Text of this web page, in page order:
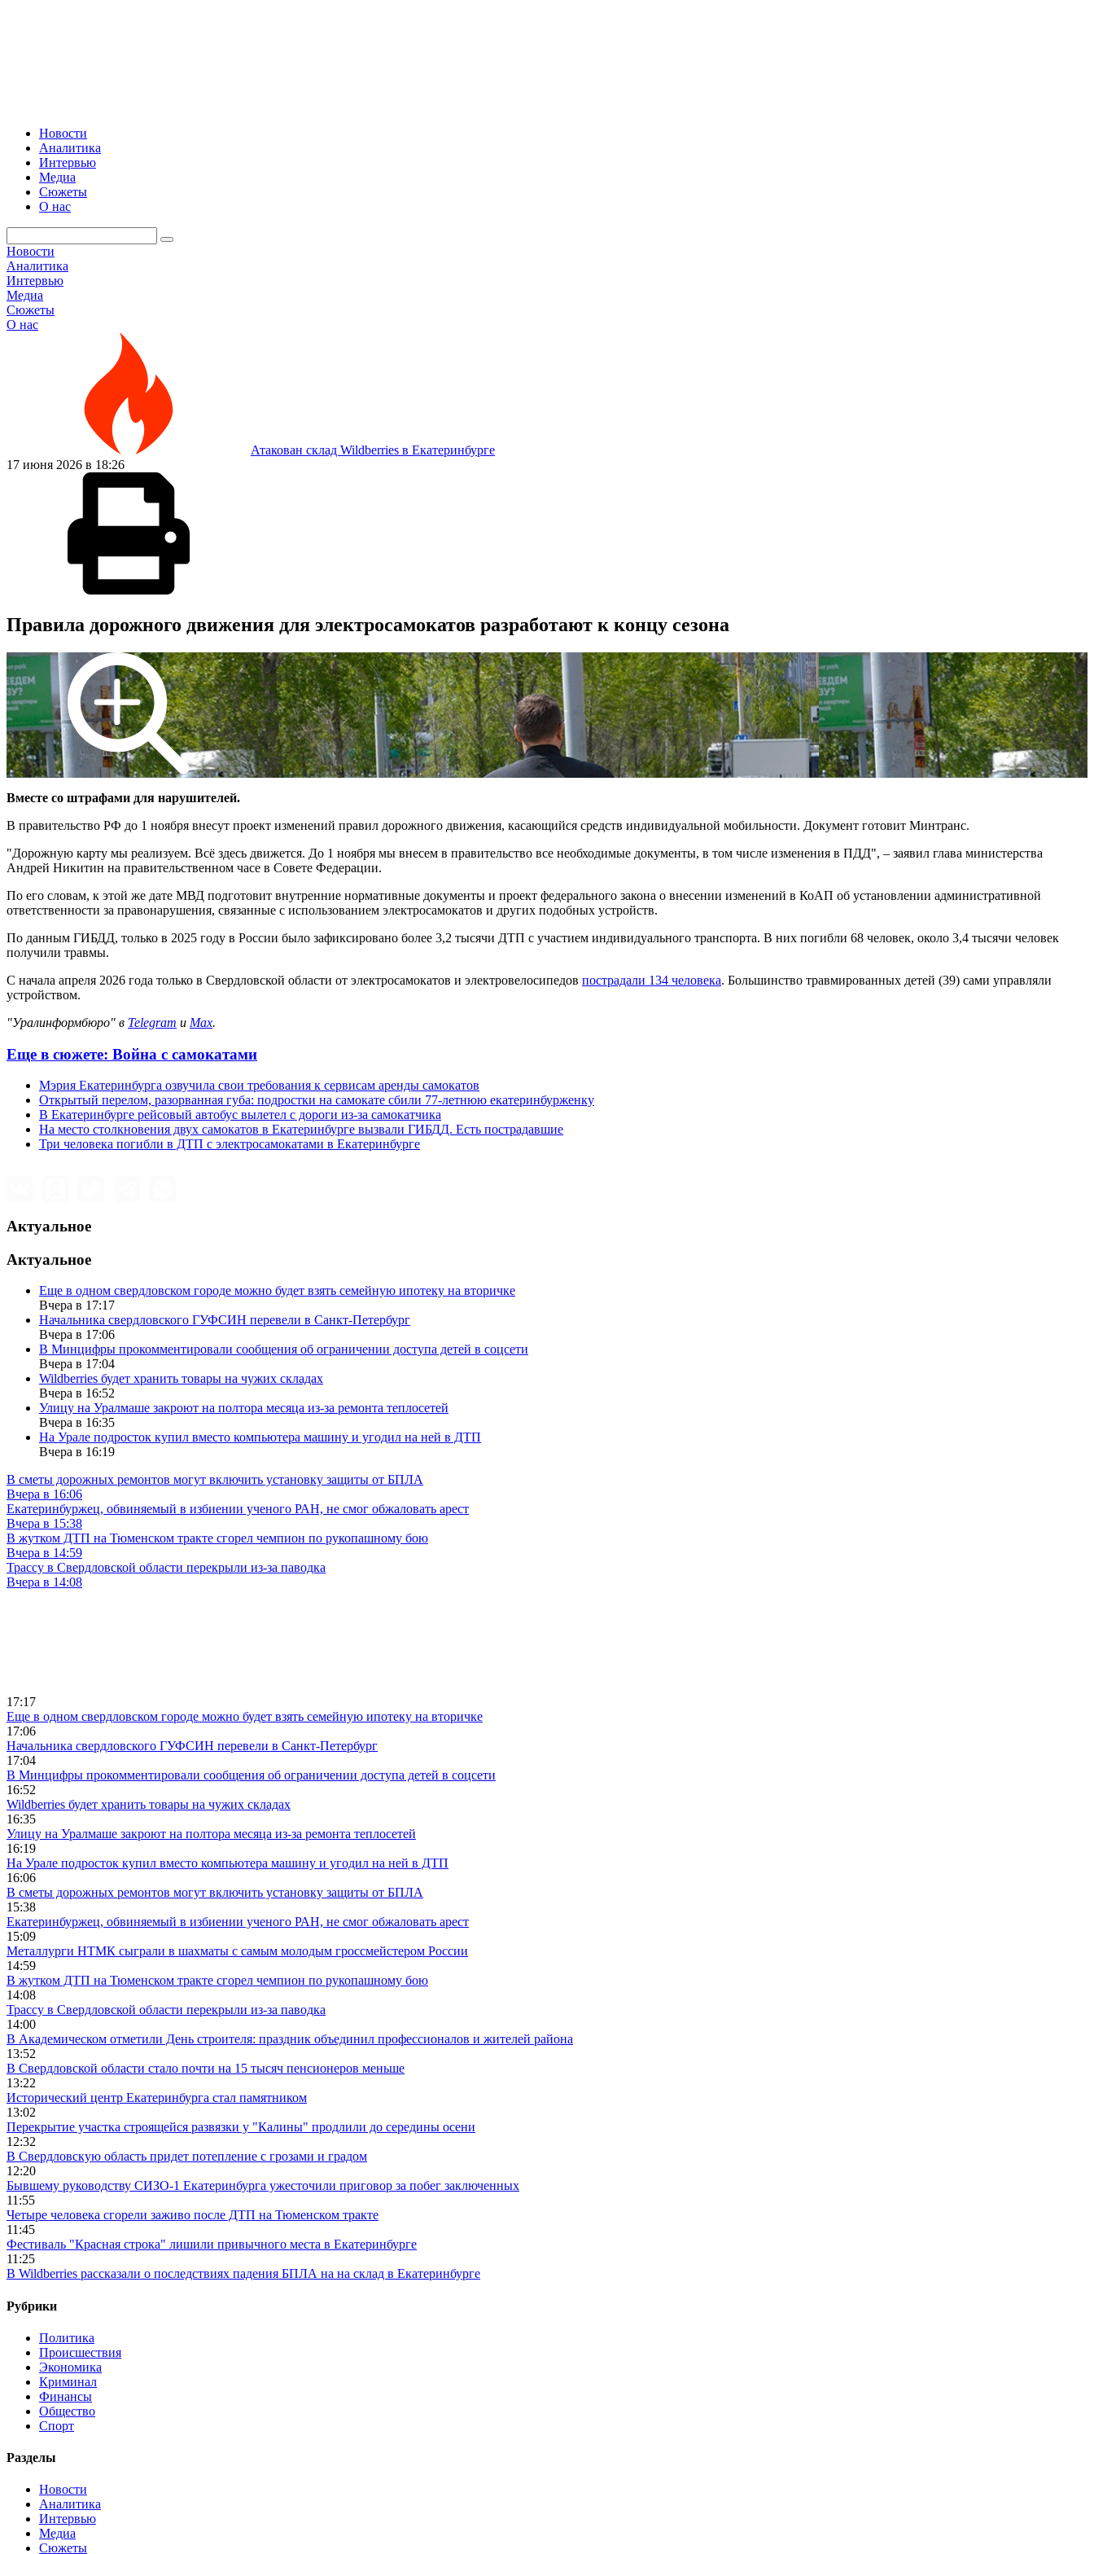
Новости
Аналитика
Интервью
Медиа
Сюжеты
О нас
Новости
Аналитика
Интервью
Медиа
Сюжеты
О нас
Атакован склад Wildberries в Екатеринбурге
17 июня 2026 в 18:26
Правила дорожного движения для электросамокатов разработают к концу сезона
Вместе со штрафами для нарушителей.
В правительство РФ до 1 ноября внесут проект изменений правил дорожного движения, касающийся средств индивидуальной мобильности. Документ готовит Минтранс.
"Дорожную карту мы реализуем. Всё здесь движется. До 1 ноября мы внесем в правительство все необходимые документы, в том числе изменения в ПДД", – заявил глава министерства
Андрей Никитин на правительственном часе в Совете Федерации.
По его словам, к этой же дате МВД подготовит внутренние нормативные документы и проект федерального закона о внесении изменений в КоАП об установлении административной
ответственности за правонарушения, связанные с использованием электросамокатов и других подобных устройств.
По данным ГИБДД, только в 2025 году в России было зафиксировано более 3,2 тысячи ДТП с участием индивидуального транспорта. В них погибли 68 человек, около 3,4 тысячи человек
получили травмы.
С начала апреля 2026 года только в Свердловской области от электросамокатов и электровелосипедов пострадали 134 человека. Большинство травмированных детей (39) сами управляли
устройством.
"Уралинформбюро" в Telegram и Max.
Еще в сюжете: Война с самокатами
Мэрия Екатеринбурга озвучила свои требования к сервисам аренды самокатов
Открытый перелом, разорванная губа: подростки на самокате сбили 77-летнюю екатеринбурженку
В Екатеринбурге рейсовый автобус вылетел с дороги из-за самокатчика
На место столкновения двух самокатов в Екатеринбурге вызвали ГИБДД. Есть пострадавшие
Три человека погибли в ДТП с электросамокатами в Екатеринбурге
Актуальное
Актуальное
Еще в одном свердловском городе можно будет взять семейную ипотеку на вторичке
Вчера в 17:17
Начальника свердловского ГУФСИН перевели в Санкт-Петербург
Вчера в 17:06
В Минцифры прокомментировали сообщения об ограничении доступа детей в соцсети
Вчера в 17:04
Wildberries будет хранить товары на чужих складах
Вчера в 16:52
Улицу на Уралмаше закроют на полтора месяца из-за ремонта теплосетей
Вчера в 16:35
На Урале подросток купил вместо компьютера машину и угодил на ней в ДТП
Вчера в 16:19
В сметы дорожных ремонтов могут включить установку защиты от БПЛА
Вчера в 16:06
Екатеринбуржец, обвиняемый в избиении ученого РАН, не смог обжаловать арест
Вчера в 15:38
В жутком ДТП на Тюменском тракте сгорел чемпион по рукопашному бою
Вчера в 14:59
Трассу в Свердловской области перекрыли из-за паводка
Вчера в 14:08
17:17
Еще в одном свердловском городе можно будет взять семейную ипотеку на вторичке
17:06
Начальника свердловского ГУФСИН перевели в Санкт-Петербург
17:04
В Минцифры прокомментировали сообщения об ограничении доступа детей в соцсети
16:52
Wildberries будет хранить товары на чужих складах
16:35
Улицу на Уралмаше закроют на полтора месяца из-за ремонта теплосетей
16:19
На Урале подросток купил вместо компьютера машину и угодил на ней в ДТП
16:06
В сметы дорожных ремонтов могут включить установку защиты от БПЛА
15:38
Екатеринбуржец, обвиняемый в избиении ученого РАН, не смог обжаловать арест
15:09
Металлурги НТМК сыграли в шахматы с самым молодым гроссмейстером России
14:59
В жутком ДТП на Тюменском тракте сгорел чемпион по рукопашному бою
14:08
Трассу в Свердловской области перекрыли из-за паводка
14:00
В Академическом отметили День строителя: праздник объединил профессионалов и жителей района
13:52
В Свердловской области стало почти на 15 тысяч пенсионеров меньше
13:22
Исторический центр Екатеринбурга стал памятником
13:02
Перекрытие участка строящейся развязки у "Калины" продлили до середины осени
12:32
В Свердловскую область придет потепление с грозами и градом
12:20
Бывшему руководству СИЗО-1 Екатеринбурга ужесточили приговор за побег заключенных
11:55
Четыре человека сгорели заживо после ДТП на Тюменском тракте
11:45
Фестиваль "Красная строка" лишили привычного места в Екатеринбурге
11:25
В Wildberries рассказали о последствиях падения БПЛА на на склад в Екатеринбурге
Рубрики
Политика
Происшествия
Экономика
Криминал
Финансы
Общество
Спорт
Разделы
Новости
Аналитика
Интервью
Медиа
Сюжеты